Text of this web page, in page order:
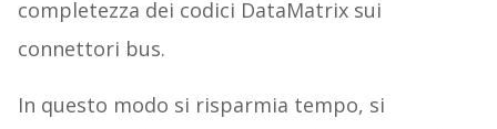
completezza dei codici DataMatrix sui
connettori bus.
In questo modo si risparmia tempo, si